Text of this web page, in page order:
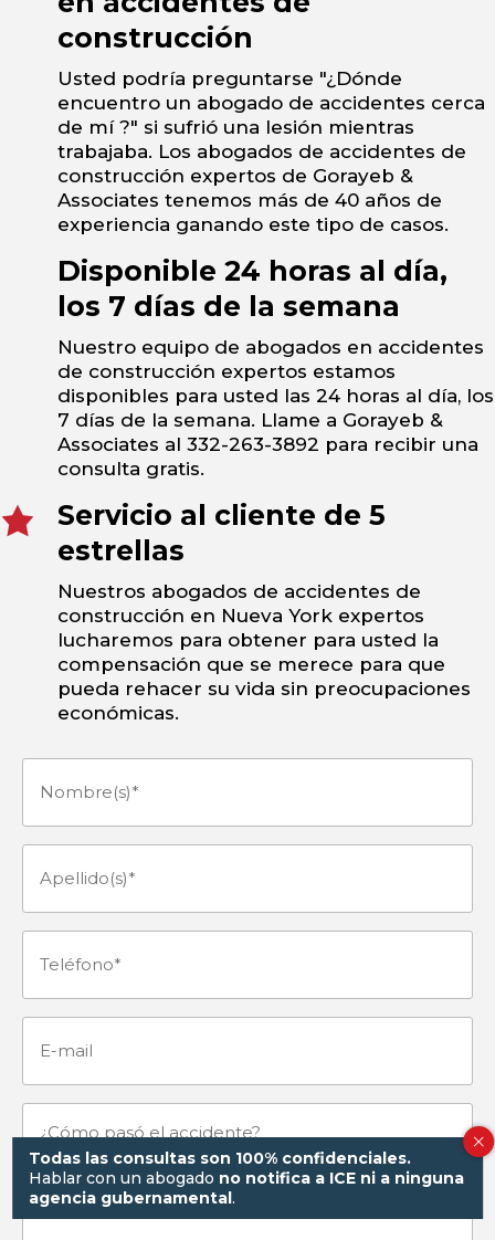
construcción
Usted podría preguntarse "¿Dónde
encuentro un abogado de accidentes cerca
de mí ?" si sufrió una lesión mientras
trabajaba. Los abogados de accidentes de
construcción expertos de Gorayeb &
Associates tenemos más de 40 años de
experiencia ganando este tipo de casos.
Disponible 24 horas al día,
los 7 días de la semana
Nuestro equipo de abogados en accidentes
de construcción expertos estamos
disponibles para usted las 24 horas al día, los
7 días de la semana. Llame a Gorayeb &
Associates al 332-263-3892 para recibir una
consulta gratis.
Servicio al cliente de 5
estrellas
Nuestros abogados de accidentes de
construcción en Nueva York expertos
lucharemos para obtener para usted la
compensación que se merece para que
pueda rehacer su vida sin preocupaciones
económicas.
Nombre(s)
Apellido(s)
Teléfono (Obligatorio)
¿Cómo
pasó
Todas las consultas son 100% confidenciales.
Hablar con un abogado no notifica a ICE ni a ninguna
agencia gubernamental.